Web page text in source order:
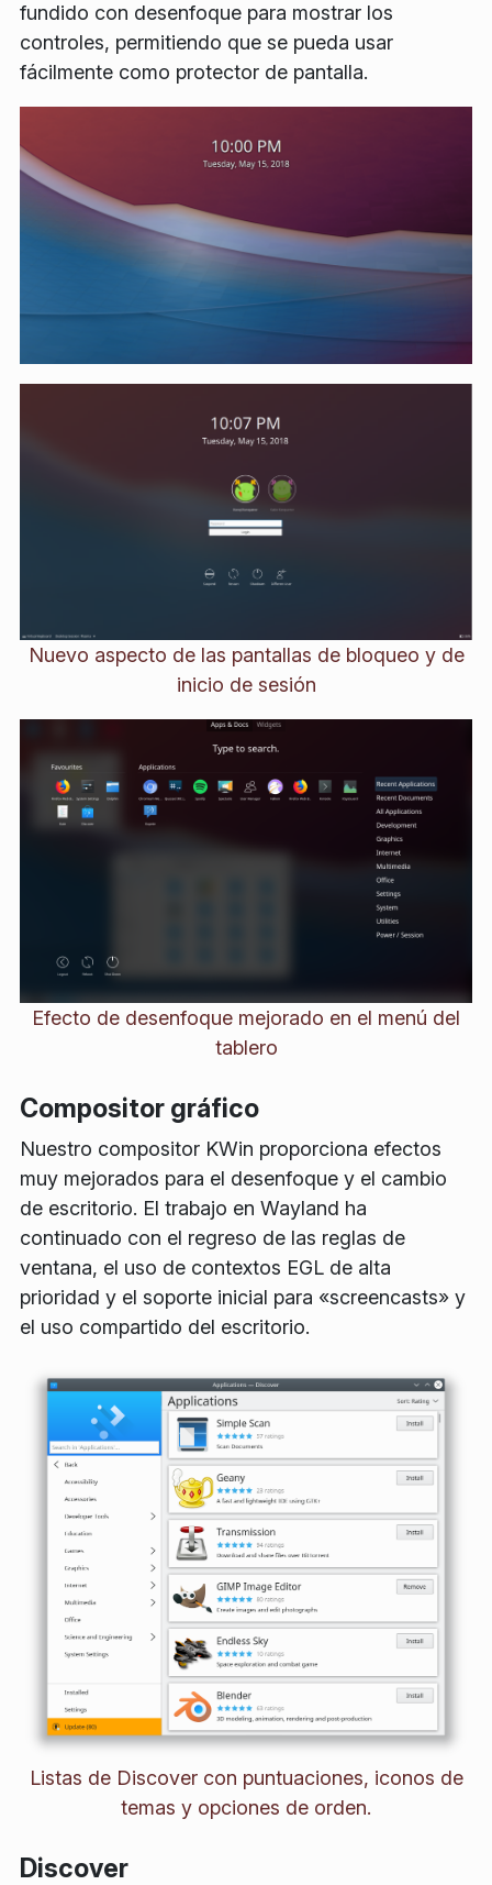
fundido con desenfoque para mostrar los
controles, permitiendo que se pueda usar
fácilmente como protector de pantalla.
Nuevo aspecto de las pantallas de bloqueo y de
inicio de sesión
Efecto de desenfoque mejorado en el menú del
tablero
Compositor gráfico
Nuestro compositor KWin proporciona efectos
muy mejorados para el desenfoque y el cambio
de escritorio. El trabajo en Wayland ha
continuado con el regreso de las reglas de
ventana, el uso de contextos EGL de alta
prioridad y el soporte inicial para «screencasts» y
el uso compartido del escritorio.
Listas de Discover con puntuaciones, iconos de
temas y opciones de orden.
Discover